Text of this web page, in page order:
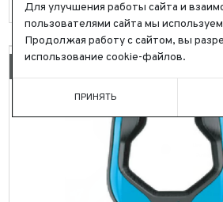
Для улучшения работы сайта и
пользователями сайта мы
Продолжая работу с сайтом, вы
использование cookie-файлов.
ПРИНЯТЬ